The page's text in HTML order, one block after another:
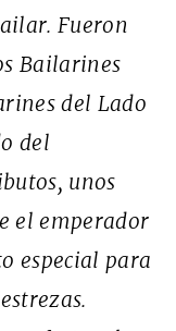
Fueron
Bailarines
del Lado
del
unos
el emperador
especial para